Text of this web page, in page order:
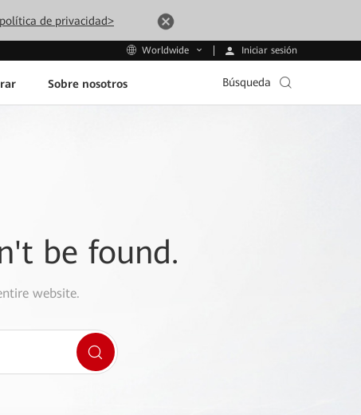
de privacidad>
Worldwide Iniciar sesión
Sobre nosotros Búsqueda
be found.
website.